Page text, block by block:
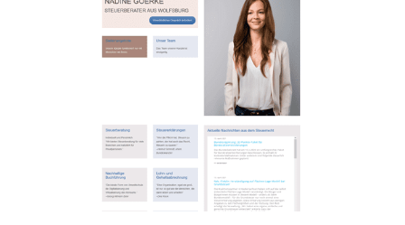
Steuerberaterin Nadine Goerke
WEBDESIGN